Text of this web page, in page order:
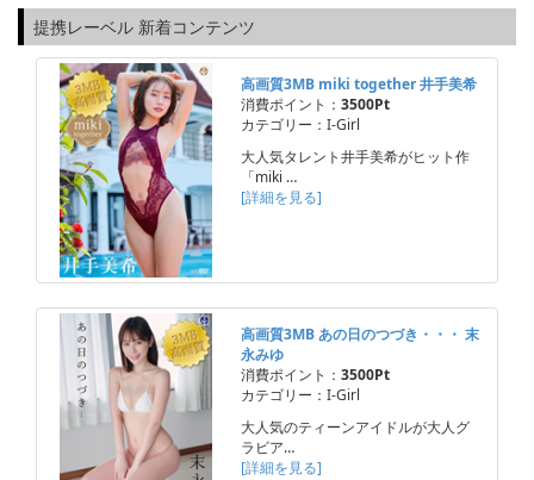
提携レーベル 新着コンテンツ
高画質3MB miki together 井手美希
消費ポイント： 3500Pt
カテゴリー：I-Girl
大人気タレント井手美希がヒット作
「miki …
[詳細を見る]
高画質3MB あの日のつづき・・・ 末
永みゆ
消費ポイント： 3500Pt
カテゴリー：I-Girl
大人気のティーンアイドルが大人グ
ラビア…
[詳細を見る]